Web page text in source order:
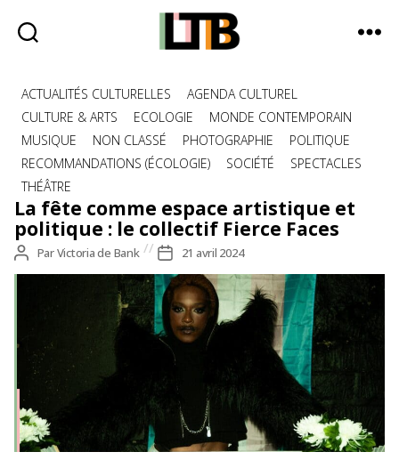
Tote
Bag
-
Média
d'information
Catégories
ACTUALITÉS CULTURELLES
AGENDA CULTUREL
CULTURE & ARTS
ECOLOGIE
MONDE CONTEMPORAIN
MUSIQUE
NON CLASSÉ PHOTOGRAPHIE
POLITIQUE
RECOMMANDATIONS (ÉCOLOGIE)
SOCIÉTÉ
SPECTACLES
THÉÂTRE
La fête comme espace artistique et
politique : le collectif Fierce Faces
Auteur
de
ParVictoria de Bank
Date
de
l’article
21 avril 2024